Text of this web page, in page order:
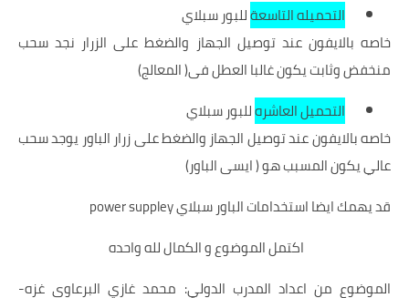
التحميله التاسعةللبور سبلاي
خاصه بالايفون عند توصيل الجهاز والضغط على الزرار نجد سحب
منخفض وثابت يكون غالبا العطل فى( المعالج)
التحميل العاشرهللبور سبلاي
خاصه بالايفون عند توصيل الجهاز والضغط على زرار الباور يوجد سحب
عالي يكون المسبب هو ( ايسى الباور)
قد يهمك ايضااستخدامات الباور سبلاي power suppley
اكتمل الموضوع و الكمال لله واحده
الموضوع من اعداد المدرب الدولي: محمد غازي البرعاوىغزه-